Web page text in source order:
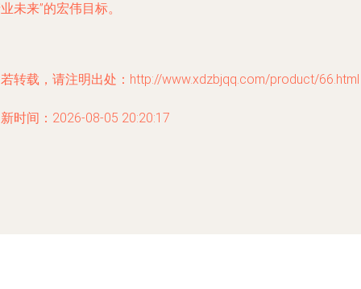
未来”的宏伟目标。
转载，请注明出处：http://www.xdzbjqq.com/product/66.html
时间：2026-08-05 20:20:17